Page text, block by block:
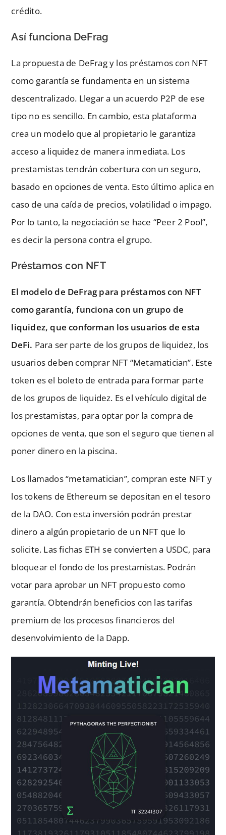
crédito.
Así funciona DeFrag
La propuesta de DeFrag y los préstamos con NFT
como garantía se fundamenta en un sistema
descentralizado. Llegar a un acuerdo P2P de ese
tipo no es sencillo. En cambio, esta plataforma
crea un modelo que al propietario le garantiza
acceso a liquidez de manera inmediata. Los
prestamistas tendrán cobertura con un seguro,
basado en opciones de venta. Esto último aplica en
caso de una caída de precios, volatilidad o impago.
Por lo tanto, la negociación se hace “Peer 2 Pool”,
es decir la persona contra el grupo.
Préstamos con NFT
El modelo de DeFrag para préstamos con NFT
como garantía, funciona con un grupo de
liquidez, que conforman los usuarios de esta
DeFi. Para ser parte de los grupos de liquidez, los
usuarios deben comprar NFT “Metamatician”. Este
token es el boleto de entrada para formar parte
de los grupos de liquidez. Es el vehículo digital de
los prestamistas, para optar por la compra de
opciones de venta, que son el seguro que tienen al
poner dinero en la piscina.
Los llamados “metamatician”, compran este NFT y
los tokens de Ethereum se depositan en el tesoro
de la DAO. Con esta inversión podrán prestar
dinero a algún propietario de un NFT que lo
solicite. Las fichas ETH se convierten a USDC, para
bloquear el fondo de los prestamistas. Podrán
votar para aprobar un NFT propuesto como
garantía. Obtendrán beneficios con las tarifas
premium de los procesos financieros del
desenvolvimiento de la Dapp.